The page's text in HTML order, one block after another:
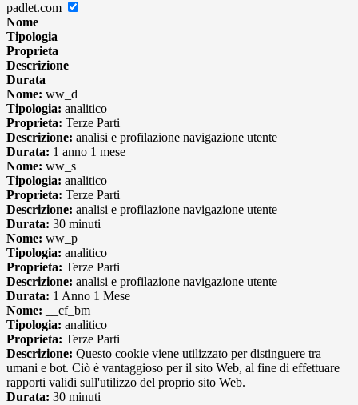
padlet.com
Nome
Tipologia
Proprieta
Descrizione
Durata
Nome: ww_d
Tipologia: analitico
Proprieta: Terze Parti
Descrizione: analisi e profilazione navigazione utente
Durata: 1 anno 1 mese
Nome: ww_s
Tipologia: analitico
Proprieta: Terze Parti
Descrizione: analisi e profilazione navigazione utente
Durata: 30 minuti
Nome: ww_p
Tipologia: analitico
Proprieta: Terze Parti
Descrizione: analisi e profilazione navigazione utente
Durata: 1 Anno 1 Mese
Nome: __cf_bm
Tipologia: analitico
Proprieta: Terze Parti
Descrizione: Questo cookie viene utilizzato per distinguere tra
umani e bot. Ciò è vantaggioso per il sito Web, al fine di effettuare
rapporti validi sull'utilizzo del proprio sito Web.
Durata: 30 minuti